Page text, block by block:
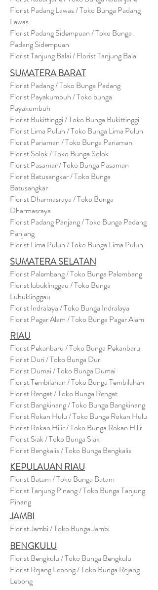
Florist Padang Lawas / Toko Bunga Padang
Lawas
Florist Padang Sidempuan / Toko Bunga
Padang Sidempuan
Florist Tanjung Balai / Florist Tanjung Balai
SUMATERA BARAT
Florist Padang / Toko Bunga Padang
Florist Payakumbuh / Toko bunga
Payakumbuh
Florist Bukittinggi / Toko Bunga Bukittinggi
Florist Lima Puluh / Toko Bunga Lima Puluh
Florist Pariaman / Toko Bunga Pariaman
Florist Solok / Toko Bunga Solok
Florist Pasaman/ Toko Bunga Pasaman
Florist Batusangkar / Toko Bunga
Batusangkar
Florist Dharmasraya / Toko Bunga
Dharmasraya
Florist Padang Panjang / Toko Bunga Padang
Panjang
Florist Lima Puluh / Toko Bunga Lima Puluh
SUMATERA SELATAN
Florist Palembang / Toko Bunga Palembang
Florist lubuklinggau / Toko Bunga
Lubuklinggau
Florist Indralaya / Toko Bunga Indralaya
Florist Pagar Alam / Toko Bunga Pagar Alam
RIAU
Florist Pekanbaru / Toko Bunga Pekanbaru
Florist Duri / Toko Bunga Duri
Florist Dumai / Toko Bunga Dumai
Florist Tembilahan / Toko Bunga Tembilahan
Florist Rengat / Toko Bunga Rengat
Florist Bangkinang / Toko Bunga Bangkinang
Florist Rokan Hulu / Toko Bunga Rokan Hulu
Florist Rokan Hilir / Toko Bunga Rokan Hilir
Florist Siak / Toko Bunga Siak
Florist Bengkalis / Toko Bunga Bengkalis
KEPULAUAN RIAU
Florist Batam / Toko Bunga Batam
Florist Tanjung Pinang / Toko Bunga Tanjung
Pinang
JAMBI
Florist Jambi / Toko Bunga Jambi
BENGKULU
Florist Bengkulu / Toko Bunga Bengkulu
Florist Rejang Lebong / Toko Bunga Rejang
Lebong